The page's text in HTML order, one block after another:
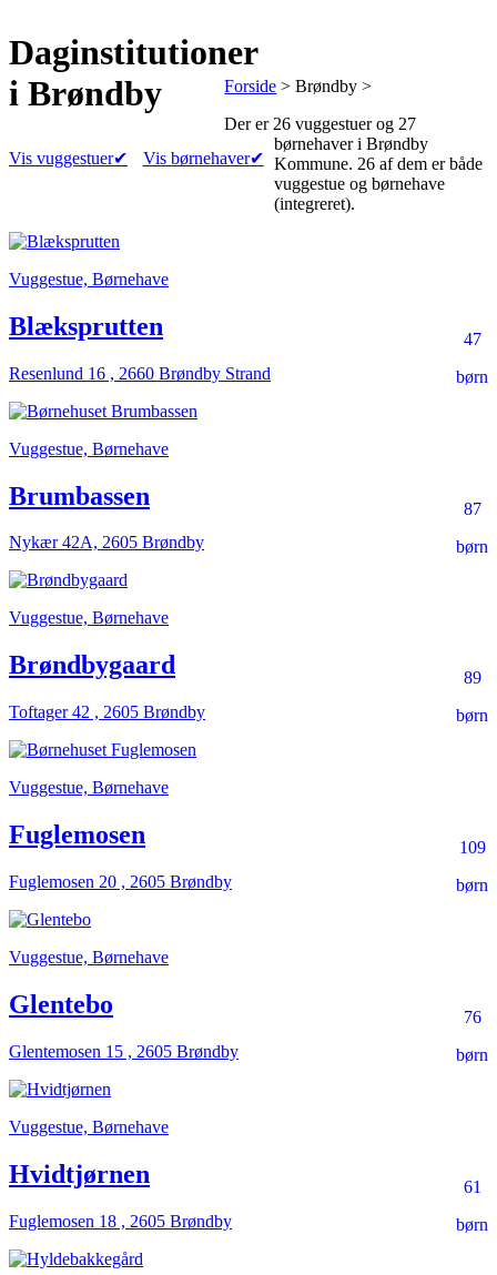
Daginstitutioner
i Brøndby
Vis vuggestuer✔ Vis børnehaver✔
Forside > Brøndby >
Der er 26 vuggestuerog 27
børnehaveri Brøndby
Kommune. 26 af dem er både
vuggestue og børnehave
(integreret).
Vuggestue, Børnehave
47
børn
Blæksprutten
Resenlund 16 , 2660 Brøndby Strand
Vuggestue, Børnehave
87
børn
Brumbassen
Nykær 42A, 2605 Brøndby
Vuggestue, Børnehave
89
børn
Brøndbygaard
Toftager 42 , 2605 Brøndby
Vuggestue, Børnehave
109
børn
Fuglemosen
Fuglemosen 20 , 2605 Brøndby
Vuggestue, Børnehave
76
børn
Glentebo
Glentemosen 15 , 2605 Brøndby
Vuggestue, Børnehave
61
børn
Hvidtjørnen
Fuglemosen 18 , 2605 Brøndby